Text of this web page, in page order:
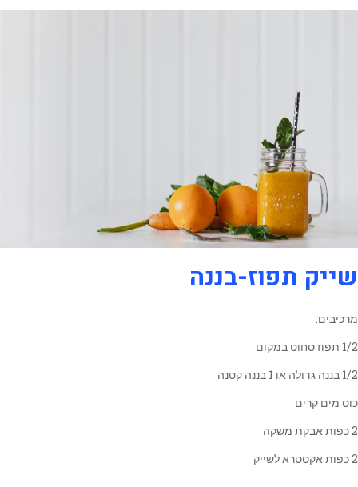
שייק תפוז-בננה
מרכיבים:
1/2 תפוז סחוט במקום
1/2 בננה גדולה או 1 בננה קטנה
כוס מים קרים
2 כפות אבקת משקה
2 כפות אקסטרא לשייק